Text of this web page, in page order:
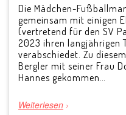
Die Mädchen-
gemeinsam mit einigen
(vertretend für den SV
2023 ihren langjährigen
verabschiedet. Zu
Bergler mit seiner Frau
Hannes gekommen…
Weiterlesen